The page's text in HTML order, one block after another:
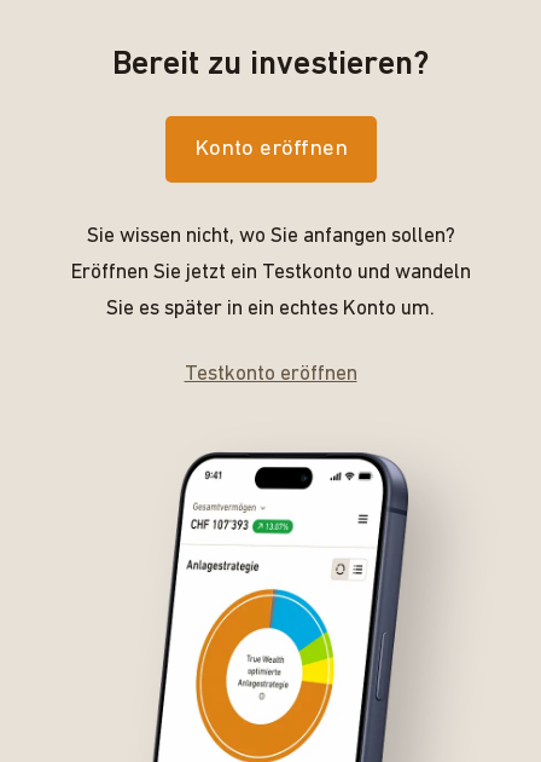
Bereit zu investieren?
Konto eröffnen
Sie wissen nicht, wo Sie anfangen sollen?
Eröffnen Sie jetzt ein Testkonto und wandeln
Sie es später in ein echtes Konto um.
Testkonto eröffnen